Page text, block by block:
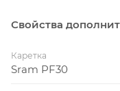
Свойства
Каретка
Sram PF30